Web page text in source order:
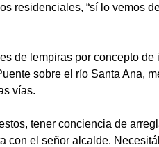
residenciales, “sí lo vemos
de lempiras por concepto de
sobre el río Santa Ana,
vías.
tener conciencia de
con el señor alcalde.